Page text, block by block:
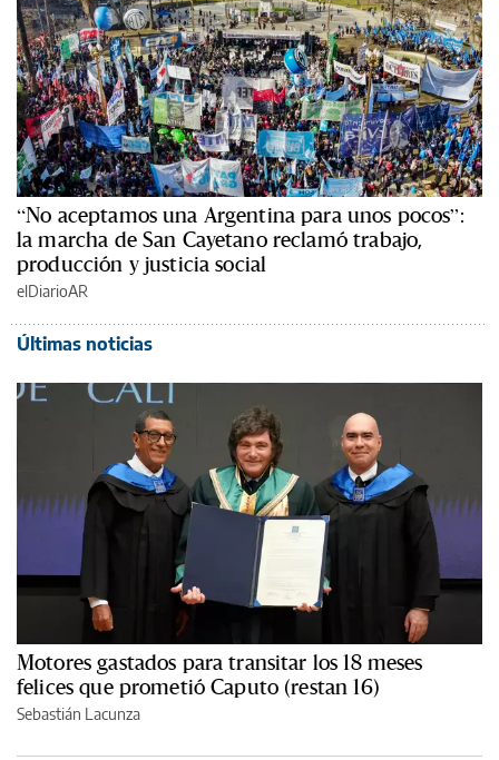
“No aceptamos una Argentina para unos pocos”:
la marcha de San Cayetano reclamó trabajo,
producción y justicia social
elDiarioAR
Últimas noticias
Motores gastados para transitar los 18 meses
felices que prometió Caputo (restan 16)
Sebastián Lacunza